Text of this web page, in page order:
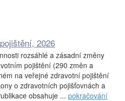
2026
rozsáhlé a zásadní změny
pojištění (290 změn a
na veřejné zdravotní pojištění
o zdravotních pojišťovnách a
obsahuje ... pokračování